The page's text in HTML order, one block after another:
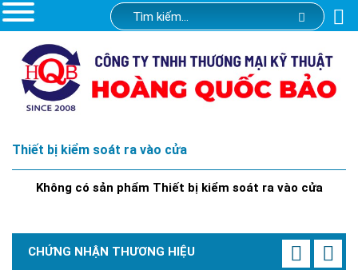
Thiết bị kiểm soát ra vào cửa
Không có sản phẩm Thiết bị kiểm soát ra vào cửa
CHỨNG NHẬN THƯƠNG HIỆU